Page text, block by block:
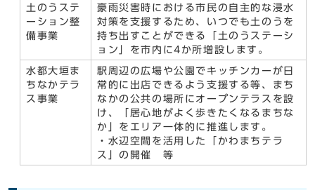
土のうステ
ーション整
備事業
豪雨災害時における市民の自主的な浸水
対策を支援するため、いつでも土のうを
持ち出すことができる「土のうステーシ
ョン」を市内に4か所増設します。
水都大垣ま
ちなかテラ
ス事業
駅周辺の広場や公園でキッチンカーが日
常的に出店できるよう支援する等、まち
なかの公共の場所にオープンテラスを設
け、「居心地がよく歩きたくなるまちな
か」をエリア一体的に推進します。
・水辺空間を活用した「かわまちテラ
ス」の開催 等